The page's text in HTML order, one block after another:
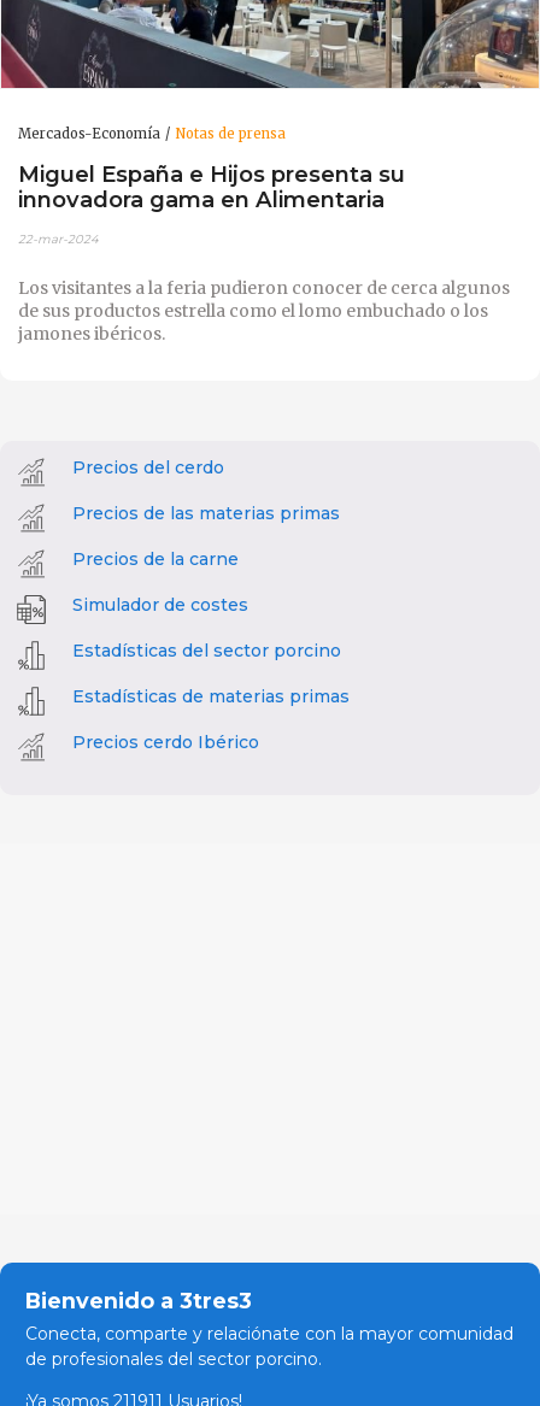
Mercados-Economía Notas de prensa
Miguel España e Hijos presenta su
innovadora gama en Alimentaria
22-mar-2024
Los visitantes a la feria pudieron conocer de cerca algunos
de sus productos estrella como el lomo embuchado o los
jamones ibéricos.
Precios del cerdo
Precios de las materias primas
Precios de la carne
Simulador de costes
Estadísticas del sector porcino
Estadísticas de materias primas
Precios cerdo Ibérico
Bienvenido a 3tres3
Conecta, comparte y relaciónate con la mayor comunidad
de profesionales del sector porcino.
¡Ya somos 211911 Usuarios!